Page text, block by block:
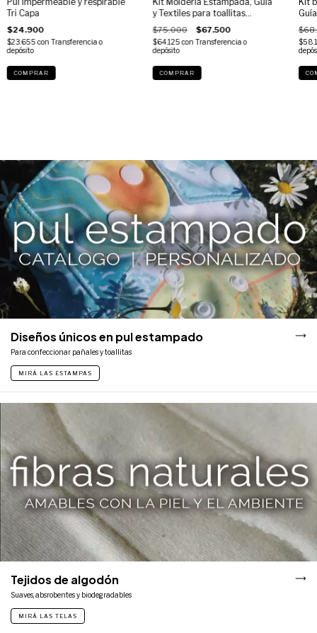
Tri Capa
$24.900
$23.655con Transferencia o
depósito
COMPRAR
y Textiles para toallitas
reutilizables
$75.000 $67.500
$64.125con Transferencia o
depósito
COMPRAR
Diseños únicos en pul estampado
Para confeccionar pañales y toallitas
MIRÁ LAS ESTAMPAS
Tejidos de algodón
Suaves, absrobentes y biodegradables
MIRÁ LAS TELAS